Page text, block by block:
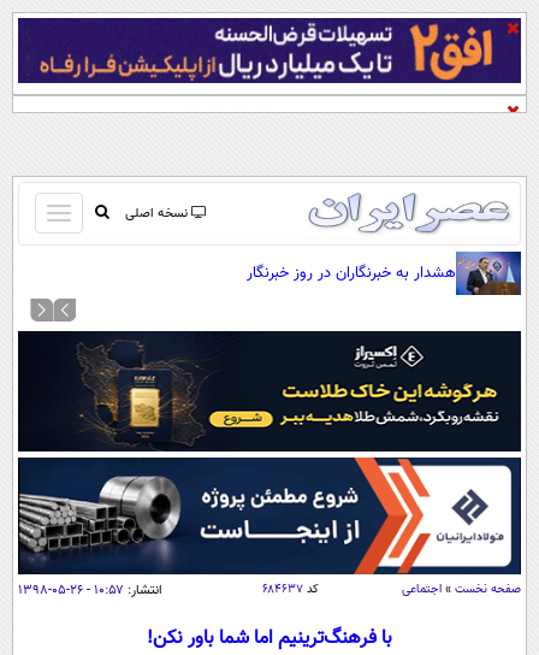
نسخه اصلی
باز
و
کردن
صفحه اول
آرشیو
نظرسنجی
آب و هوا
اوقات شرعی
سواد زندگی
اقتصاد
اقتصادی
جامعه
هشدار به خبرنگاران در روز خبرنگار
صفحه نخست » اجتماعی کد ۶۸۴۶۳۷ انتشار: ۱۰:۵۷ - ۲۶-۰۵-۱۳۹۸
با فرهنگ‌ترینیم اما شما باور نکن!